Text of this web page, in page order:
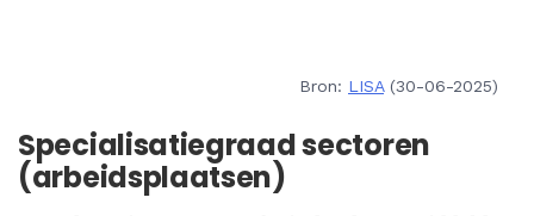
Bron: LISA(30-06-2025)
Specialisatiegraad sectoren
(arbeidsplaatsen)